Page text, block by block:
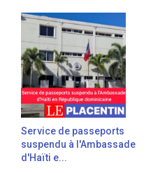
Service de passeports
suspendu à l'Ambassade
d'Haïti e...